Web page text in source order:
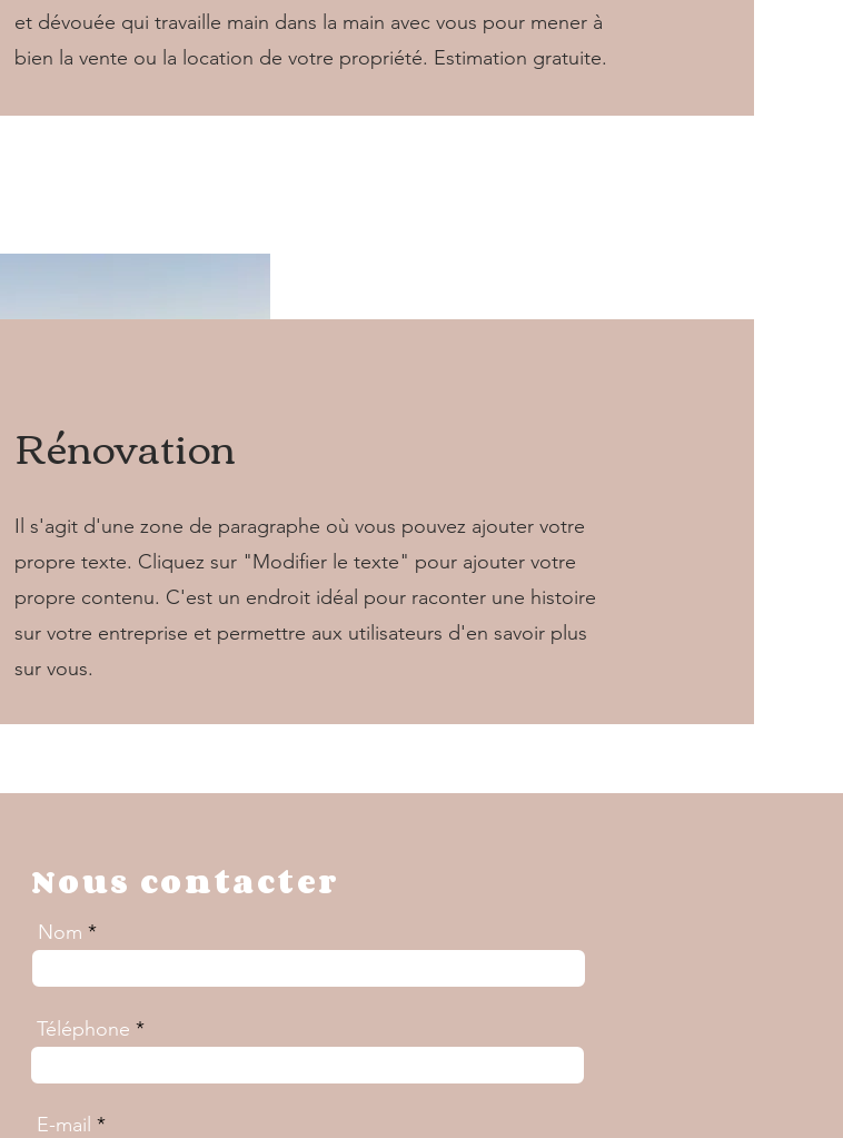
et dévouée qui travaille main dans la main avec vous pour mener à
bien la vente ou la location de votre propriété. Estimation gratuite.
Rénovation
Il s'agit d'une zone de paragraphe où vous pouvez ajouter votre
propre texte. Cliquez sur "Modifier le texte" pour ajouter votre
propre contenu. C'est un endroit idéal pour raconter une histoire
sur votre entreprise et permettre aux utilisateurs d'en savoir plus
sur vous.
Nous contacter
Nom
Téléphone
E-mail